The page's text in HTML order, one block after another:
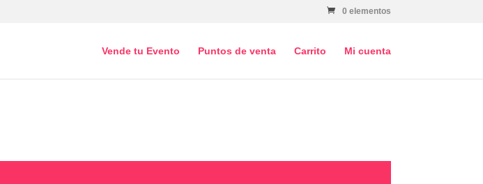
0 elementos
Vende tu Evento Puntos de venta Carrito Mi cuenta